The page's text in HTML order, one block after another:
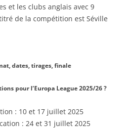
et les clubs anglais avec 9
de la compétition est Séville
dates, tirages, finale
pour l’Europa League 2025/26 ?
: 10 et 17 juillet 2025
: 24 et 31 juillet 2025